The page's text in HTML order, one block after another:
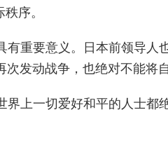
序。
重要意义。日本前领导人
发动战争，也绝对不能将
上一切爱好和平的人士都